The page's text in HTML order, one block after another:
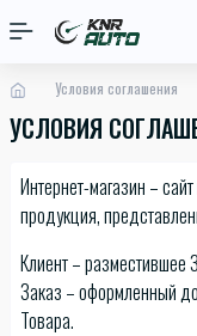
Условия соглашения
УСЛОВИЯ
Интернет-магазин –
продукция,
Клиент – разместившее
Заказ – оформленный
Товара.